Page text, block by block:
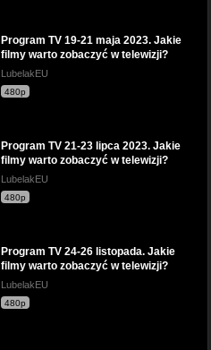
Program TV 19-21 maja 2023. Jakie
filmy warto zobaczyć w telewizji?
LubelakEU
480p
Program TV 21-23 lipca 2023. Jakie
filmy warto zobaczyć w telewizji?
LubelakEU
480p
Program TV 24-26 listopada. Jakie
filmy warto zobaczyć w telewizji?
LubelakEU
480p